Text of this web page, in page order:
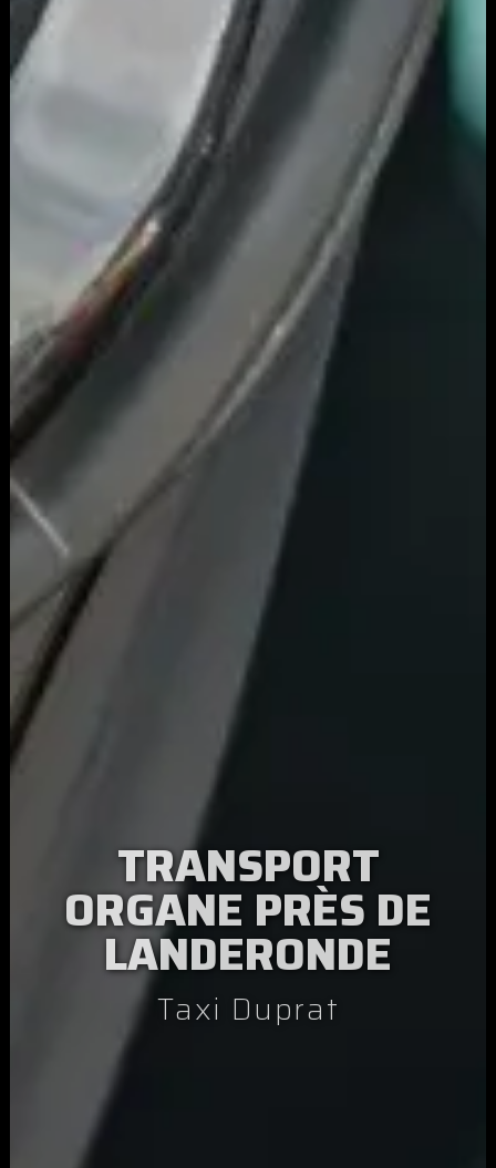
TRANSPORT
ORGANE PRÈS DE
LANDERONDE
Taxi Duprat